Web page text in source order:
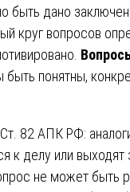
быть дано
круг вопросов
понятны,
Ст. 82 АПК РФ:
к делу или
не может